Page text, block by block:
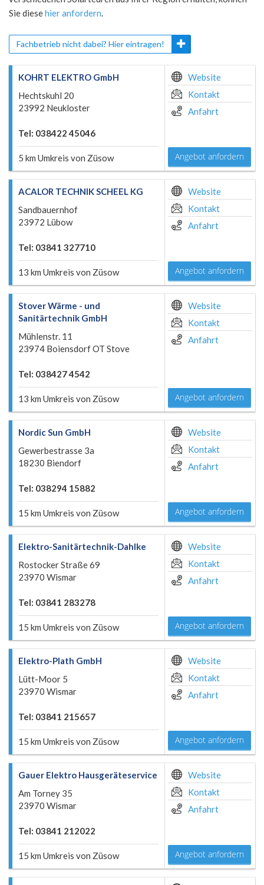
Sie diesehier anfordern.
Fachbetrieb nicht dabei? Hier eintragen!
KOHRT ELEKTRO GmbH
Hechtskuhl 20
23992 Neukloster
Tel: 038422 45046
5 km Umkreis von Züsow
Website
Kontakt
Anfahrt
Angebot anfordern
ACALOR TECHNIK SCHEEL KG
Sandbauernhof
23972 Lübow
Tel: 03841 327710
13 km Umkreis von Züsow
Website
Kontakt
Anfahrt
Angebot anfordern
Stover Wärme - und
Sanitärtechnik GmbH
Mühlenstr. 11
23974 Boiensdorf OT Stove
Tel: 038427 4542
13 km Umkreis von Züsow
Website
Kontakt
Anfahrt
Angebot anfordern
Nordic Sun GmbH
Gewerbestrasse 3a
18230 Biendorf
Tel: 038294 15882
15 km Umkreis von Züsow
Website
Kontakt
Anfahrt
Angebot anfordern
Elektro-Sanitärtechnik-Dahlke
Rostocker Straße 69
23970 Wismar
Tel: 03841 283278
15 km Umkreis von Züsow
Website
Kontakt
Anfahrt
Angebot anfordern
Elektro-Plath GmbH
Lütt-Moor 5
23970 Wismar
Tel: 03841 215657
15 km Umkreis von Züsow
Website
Kontakt
Anfahrt
Angebot anfordern
Gauer Elektro Hausgeräteservice
Am Torney 35
23970 Wismar
Tel: 03841 212022
15 km Umkreis von Züsow
Website
Kontakt
Anfahrt
Angebot anfordern